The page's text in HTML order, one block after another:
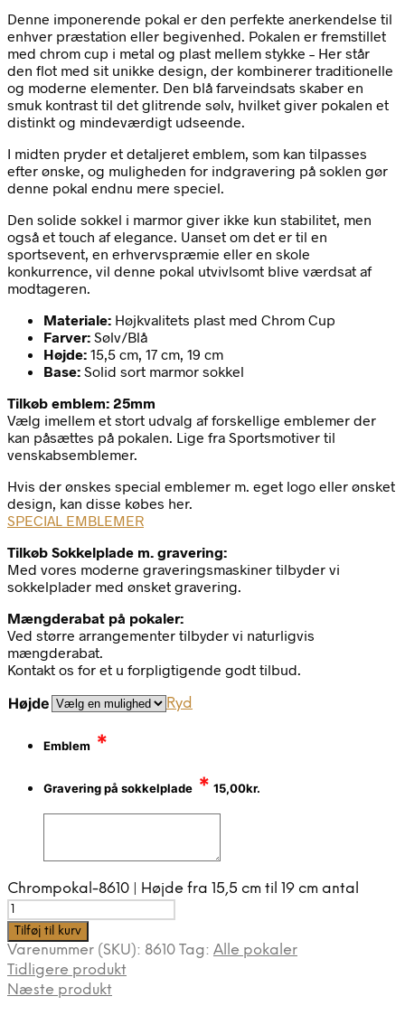
Denne imponerende pokal er den perfekte anerkendelse til
enhver præstation eller begivenhed. Pokalen er fremstillet
med chrom cup i metal og plast mellem stykke – Her står
den flot med sit unikke design, der kombinerer traditionelle
og moderne elementer. Den blå farveindsats skaber en
smuk kontrast til det glitrende sølv, hvilket giver pokalen et
distinkt og mindeværdigt udseende.
I midten pryder et detaljeret emblem, som kan tilpasses
efter ønske, og muligheden for indgravering på soklen gør
denne pokal endnu mere speciel.
Den solide sokkel i marmor giver ikke kun stabilitet, men
også et touch af elegance. Uanset om det er til en
sportsevent, en erhvervspræmie eller en skole
konkurrence, vil denne pokal utvivlsomt blive værdsat af
modtageren.
Materiale: Højkvalitets plast med Chrom Cup
Farver: Sølv/Blå
Højde: 15,5 cm, 17 cm, 19 cm
Base: Solid sort marmor sokkel
Tilkøb emblem: 25mm
Vælg imellem et stort udvalg af forskellige emblemer der
kan påsættes på pokalen. Lige fra Sportsmotiver til
venskabsemblemer.
Hvis der ønskes special emblemer m. eget logo eller ønsket
design, kan disse købes her.
SPECIAL EMBLEMER
Tilkøb Sokkelplade m. gravering:
Med vores moderne graveringsmaskiner tilbyder vi
sokkelplader med ønsket gravering.
Mængderabat på pokaler:
Ved større arrangementer tilbyder vi naturligvis
mængderabat.
Kontakt os for et u forpligtigende godt tilbud.
Højde Ryd
Emblem *
Gravering på sokkelplade * 15,00kr.
Chrompokal-8610 | Højde fra 15,5 cm til 19 cm antal
Tilføj til kurv
Varenummer (SKU): 8610 Tag: Alle pokaler
Tidligere produkt
Næste produkt